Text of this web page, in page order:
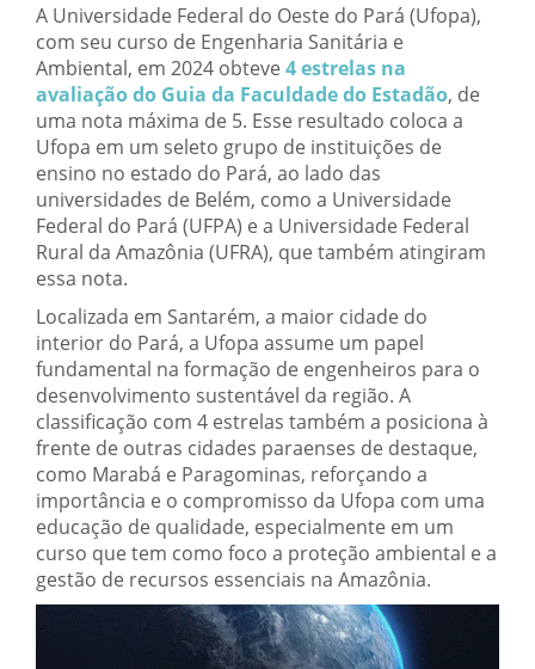
A Universidade Federal do Oeste do Pará (Ufopa),
com seu curso de Engenharia Sanitária e
Ambiental, em 2024 obteve 4 estrelas na
avaliação do Guia da Faculdade do Estadão, de
uma nota máxima de 5. Esse resultado coloca a
Ufopa em um seleto grupo de instituições de
ensino no estado do Pará, ao lado das
universidades de Belém, como a Universidade
Federal do Pará (UFPA) e a Universidade Federal
Rural da Amazônia (UFRA), que também atingiram
essa nota.
Localizada em Santarém, a maior cidade do
interior do Pará, a Ufopa assume um papel
fundamental na formação de engenheiros para o
desenvolvimento sustentável da região. A
classificação com 4 estrelas também a posiciona à
frente de outras cidades paraenses de destaque,
como Marabá e Paragominas, reforçando a
importância e o compromisso da Ufopa com uma
educação de qualidade, especialmente em um
curso que tem como foco a proteção ambiental e a
gestão de recursos essenciais na Amazônia.